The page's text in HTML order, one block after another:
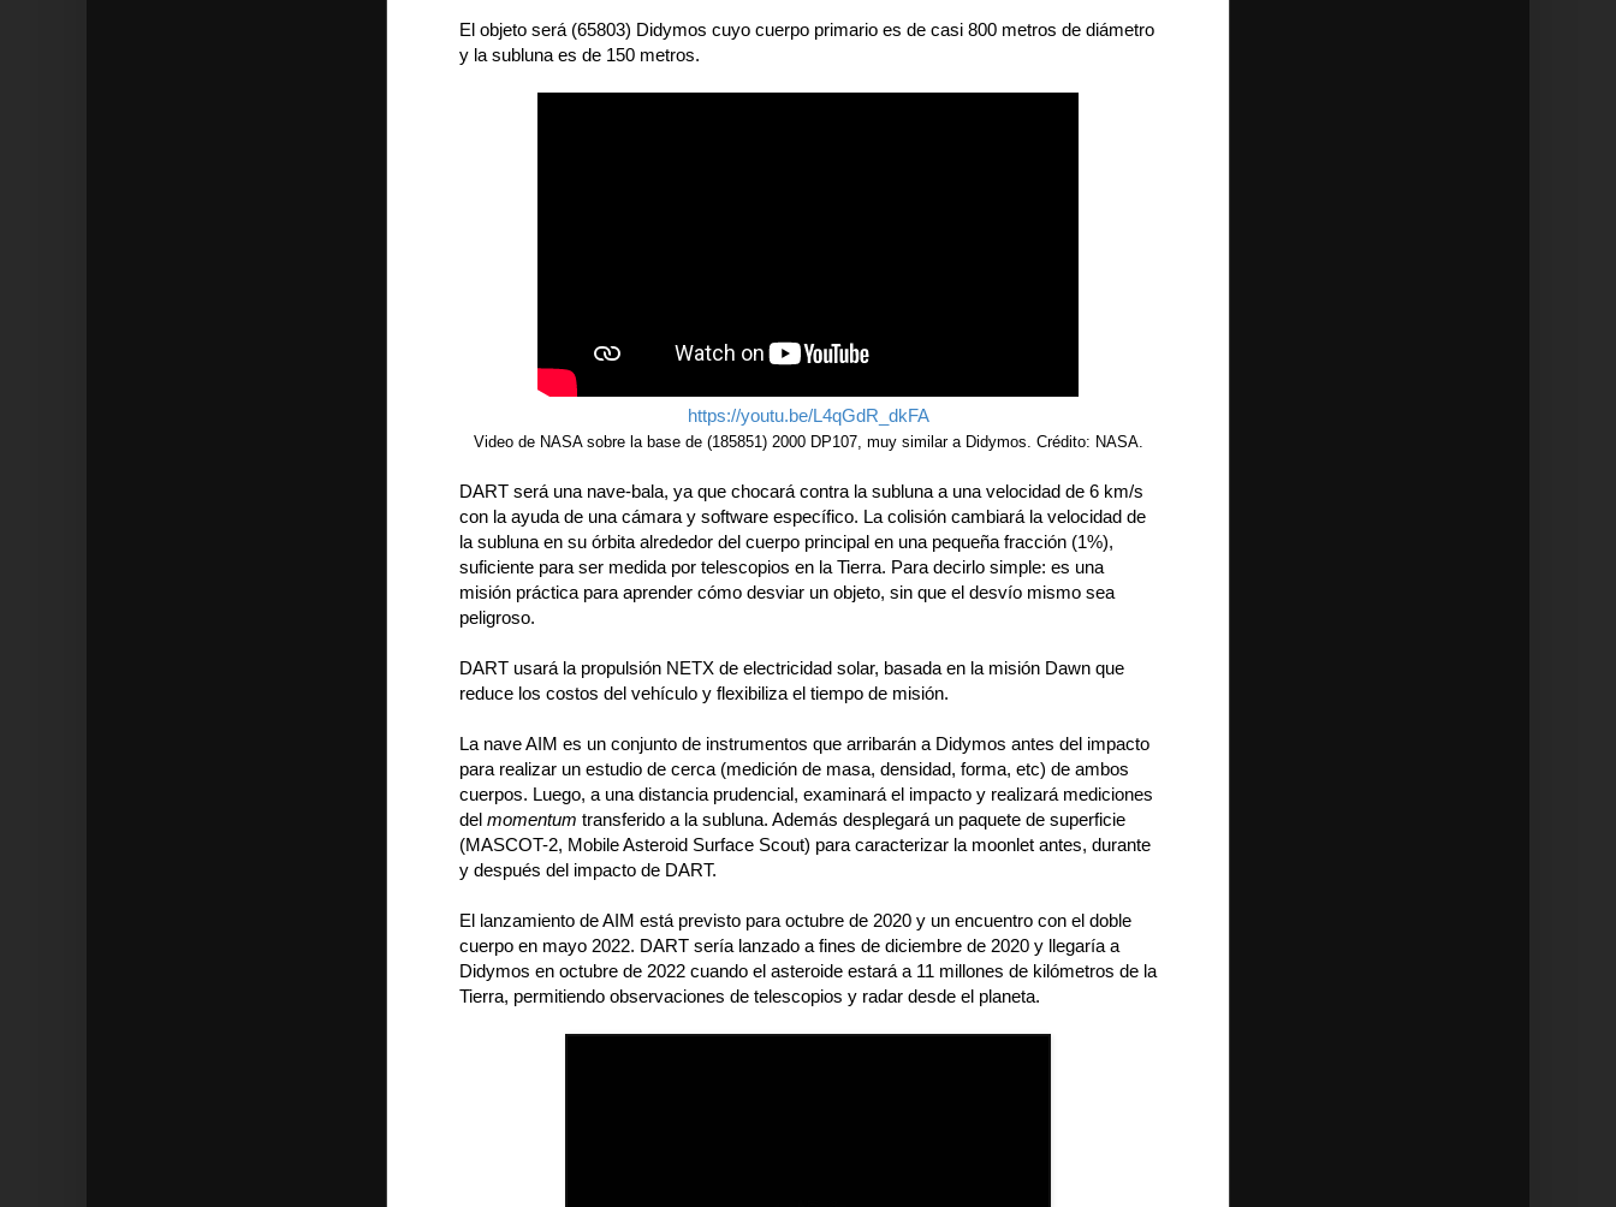
El objeto será (65803) Didymos cuyo cuerpo primario es de casi 800 metros de diámetro
y la subluna es de 150 metros.
https://youtu.be/L4qGdR_dkFA
Video de NASA sobre la base de (185851) 2000 DP107, muy similar a Didymos. Crédito: NASA.
DART será una nave-bala, ya que chocará contra la subluna a una velocidad de 6 km/s
con la ayuda de una cámara y software específico. La colisión cambiará la velocidad de
la subluna en su órbita alrededor del cuerpo principal en una pequeña fracción (1%),
suficiente para ser medida por telescopios en la Tierra. Para decirlo simple: es una
misión práctica para aprender cómo desviar un objeto, sin que el desvío mismo sea
peligroso.
DART usará la propulsión NETX de electricidad solar, basada en la misión Dawn que
reduce los costos del vehículo y flexibiliza el tiempo de misión.
La nave AIM es un conjunto de instrumentos que arribarán a Didymos antes del impacto
para realizar un estudio de cerca (medición de masa, densidad, forma, etc) de ambos
cuerpos. Luego, a una distancia prudencial, examinará el impacto y realizará mediciones
del momentum transferido a la subluna. Además desplegará un paquete de superficie
(MASCOT-2, Mobile Asteroid Surface Scout) para caracterizar la moonlet antes, durante
y después del impacto de DART.
El lanzamiento de AIM está previsto para octubre de 2020 y un encuentro con el doble
cuerpo en mayo 2022. DART sería lanzado a fines de diciembre de 2020 y llegaría a
Didymos en octubre de 2022 cuando el asteroide estará a 11 millones de kilómetros de la
Tierra, permitiendo observaciones de telescopios y radar desde el planeta.